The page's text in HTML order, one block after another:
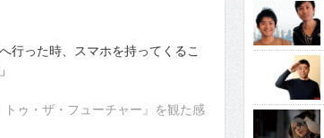
行った時、スマホを持ってくるこ
ゥ・ザ・フューチャー』を観た感